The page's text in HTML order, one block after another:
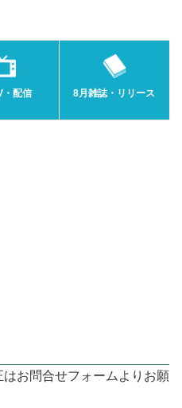
・配信 8月雑誌・リリース
お問合せフォームよりお願